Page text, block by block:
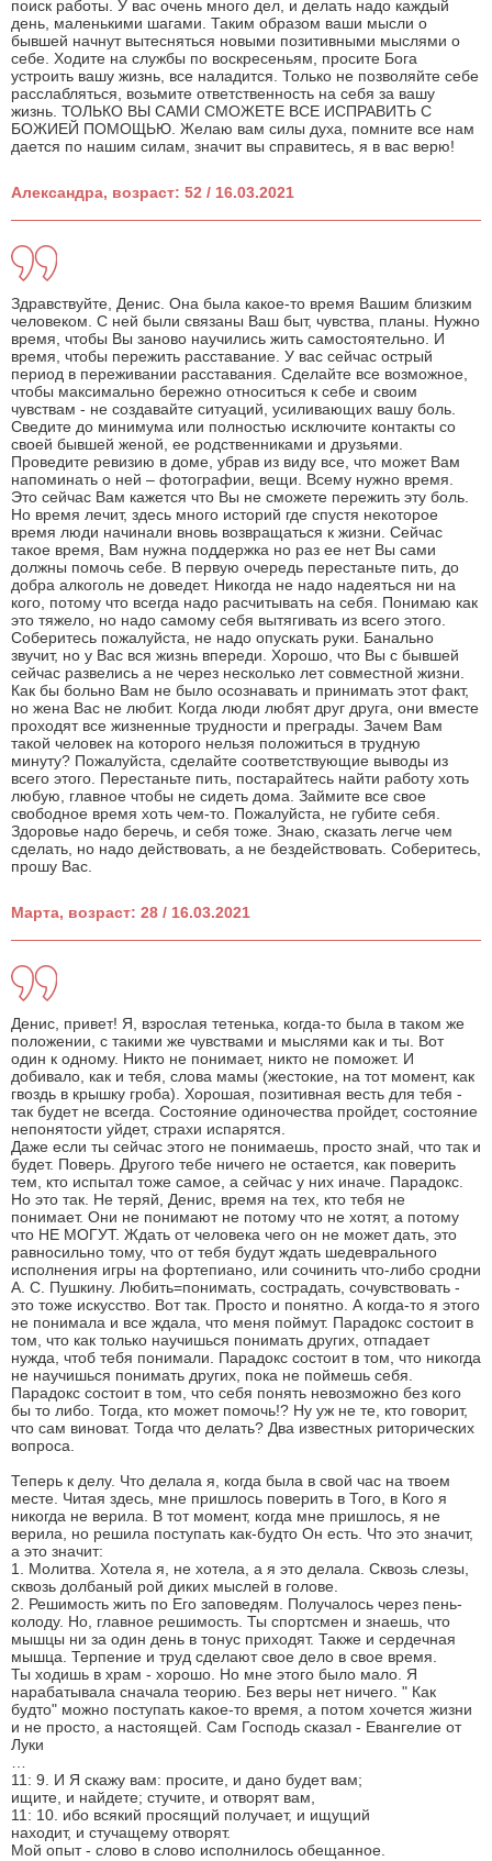
поиск работы. У вас очень много дел, и делать надо каждый
день, маленькими шагами. Таким образом ваши мысли о
бывшей начнут вытесняться новыми позитивными мыслями о
себе. Ходите на службы по воскресеньям, просите Бога
устроить вашу жизнь, все наладится. Только не позволяйте себе
расслабляться, возьмите ответственность на себя за вашу
жизнь. ТОЛЬКО ВЫ САМИ СМОЖЕТЕ ВСЕ ИСПРАВИТЬ С
БОЖИЕЙ ПОМОЩЬЮ. Желаю вам силы духа, помните все нам
дается по нашим силам, значит вы справитесь, я в вас верю!
Александра, возраст: 52 / 16.03.2021
Здравствуйте, Денис. Она была какое-то время Вашим близким
человеком. С ней были связаны Ваш быт, чувства, планы. Нужно
время, чтобы Вы заново научились жить самостоятельно. И
время, чтобы пережить расставание. У вас сейчас острый
период в переживании расставания. Сделайте все возможное,
чтобы максимально бережно относиться к себе и своим
чувствам - не создавайте ситуаций, усиливающих вашу боль.
Сведите до минимума или полностью исключите контакты со
своей бывшей женой, ее родственниками и друзьями.
Проведите ревизию в доме, убрав из виду все, что может Вам
напоминать о ней – фотографии, вещи. Всему нужно время.
Это сейчас Вам кажется что Вы не сможете пережить эту боль.
Но время лечит, здесь много историй где спустя некоторое
время люди начинали вновь возвращаться к жизни. Сейчас
такое время, Вам нужна поддержка но раз ее нет Вы сами
должны помочь себе. В первую очередь перестаньте пить, до
добра алкоголь не доведет. Никогда не надо надеяться ни на
кого, потому что всегда надо расчитывать на себя. Понимаю как
это тяжело, но надо самому себя вытягивать из всего этого.
Соберитесь пожалуйста, не надо опускать руки. Банально
звучит, но у Вас вся жизнь впереди. Хорошо, что Вы с бывшей
сейчас развелись а не через несколько лет совместной жизни.
Как бы больно Вам не было осознавать и принимать этот факт,
но жена Вас не любит. Когда люди любят друг друга, они вместе
проходят все жизненные трудности и преграды. Зачем Вам
такой человек на которого нельзя положиться в трудную
минуту? Пожалуйста, сделайте соответствующие выводы из
всего этого. Перестаньте пить, постарайтесь найти работу хоть
любую, главное чтобы не сидеть дома. Займите все свое
свободное время хоть чем-то. Пожалуйста, не губите себя.
Здоровье надо беречь, и себя тоже. Знаю, сказать легче чем
сделать, но надо действовать, а не бездействовать. Соберитесь,
прошу Вас.
Марта, возраст: 28 / 16.03.2021
Денис, привет! Я, взрослая тетенька, когда-то была в таком же
положении, с такими же чувствами и мыслями как и ты. Вот
один к одному. Никто не понимает, никто не поможет. И
добивало, как и тебя, слова мамы (жестокие, на тот момент, как
гвоздь в крышку гроба). Хорошая, позитивная весть для тебя -
так будет не всегда. Состояние одиночества пройдет, состояние
непонятости уйдет, страхи испарятся.
Даже если ты сейчас этого не понимаешь, просто знай, что так и
будет. Поверь. Другого тебе ничего не остается, как поверить
тем, кто испытал тоже самое, а сейчас у них иначе. Парадокс.
Но это так. Не теряй, Денис, время на тех, кто тебя не
понимает. Они не понимают не потому что не хотят, а потому
что НЕ МОГУТ. Ждать от человека чего он не может дать, это
равносильно тому, что от тебя будут ждать шедеврального
исполнения игры на фортепиано, или сочинить что-либо сродни
А. С. Пушкину. Любить=понимать, сострадать, сочувствовать -
это тоже искусство. Вот так. Просто и понятно. А когда-то я этого
не понимала и все ждала, что меня поймут. Парадокс состоит в
том, что как только научишься понимать других, отпадает
нужда, чтоб тебя понимали. Парадокс состоит в том, что никогда
не научишься понимать других, пока не поймешь себя.
Парадокс состоит в том, что себя понять невозможно без кого
бы то либо. Тогда, кто может помочь!? Ну уж не те, кто говорит,
что сам виноват. Тогда что делать? Два известных риторических
вопроса.
Теперь к делу. Что делала я, когда была в свой час на твоем
месте. Читая здесь, мне пришлось поверить в Того, в Кого я
никогда не верила. В тот момент, когда мне пришлось, я не
верила, но решила поступать как-будто Он есть. Что это значит,
а это значит:
1. Молитва. Хотела я, не хотела, а я это делала. Сквозь слезы,
сквозь долбаный рой диких мыслей в голове.
2. Решимость жить по Его заповедям. Получалось через пень-
колоду. Но, главное решимость. Ты спортсмен и знаешь, что
мышцы ни за один день в тонус приходят. Также и сердечная
мышца. Терпение и труд сделают свое дело в свое время.
Ты ходишь в храм - хорошо. Но мне этого было мало. Я
нарабатывала сначала теорию. Без веры нет ничего. " Как
будто" можно поступать какое-то время, а потом хочется жизни
и не просто, а настоящей. Сам Господь сказал - Евангелие от
Луки
…
11: 9. И Я скажу вам: просите, и дано будет вам;
ищите, и найдете; стучите, и отворят вам,
11: 10. ибо всякий просящий получает, и ищущий
находит, и стучащему отворят.
Мой опыт - слово в слово исполнилось обещанное.